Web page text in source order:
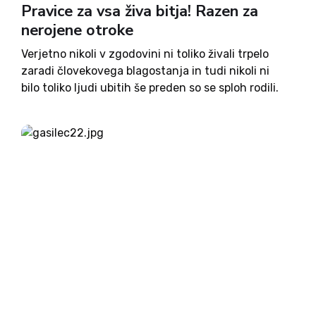
Pravice za vsa živa bitja! Razen za
nerojene otroke
Verjetno nikoli v zgodovini ni toliko živali trpelo
zaradi človekovega blagostanja in tudi nikoli ni
bilo toliko ljudi ubitih še preden so se sploh rodili.
mogoče spregledati. Kot protiutež se pojavljajo...